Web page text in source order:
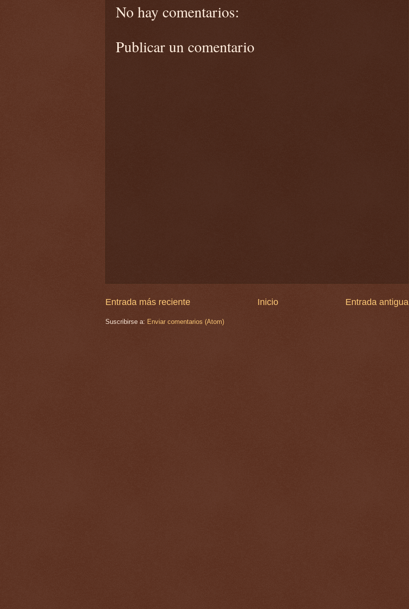
No hay comentarios:
Publicar un comentario
Entrada más reciente Entrada antigua
Inicio
Suscribirse a: Enviar comentarios (Atom)